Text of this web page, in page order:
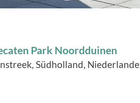
Park Noordduinen
Südholland, Niederlande